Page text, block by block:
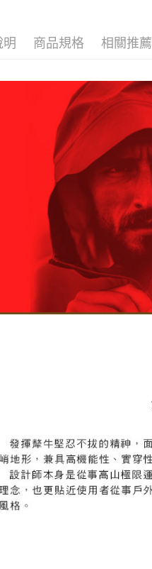
明 商品規格 相關推薦